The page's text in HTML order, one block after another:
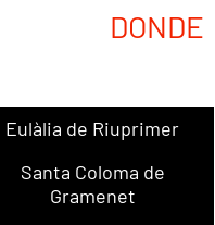
DONDE
Eulàlia de Riuprimer
Santa Coloma de
Gramenet